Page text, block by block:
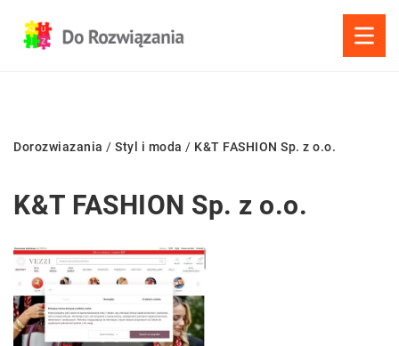
Dorozwiazania / Styl i moda / K&T FASHION Sp. z o.o.
K&T FASHION Sp. z o.o.